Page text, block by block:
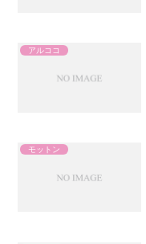
アルココ
モットン